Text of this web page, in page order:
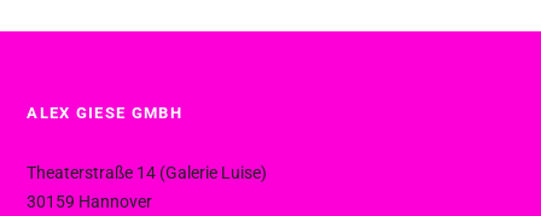
ALEX GIESE GMBH
Theaterstraße 14 (Galerie Luise)
30159 Hannover